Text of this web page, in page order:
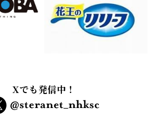
Xでも発信中！